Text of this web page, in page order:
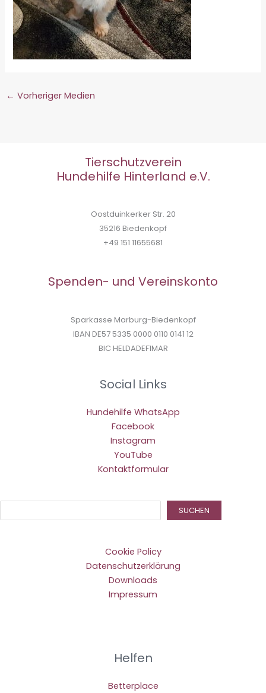
← Vorheriger Medien
Tierschutzverein
Hundehilfe Hinterland e.V.
Oostduinkerker Str. 20
35216 Biedenkopf
+49 151 11655681
Spenden- und Vereinskonto
Sparkasse Marburg-Biedenkopf
IBAN DE57 5335 0000 0110 0141 12
BIC HELDADEF1MAR
Social Links
Hundehilfe WhatsApp
Facebook
Instagram
YouTube
Kontaktformular
SUCHEN
Cookie Policy
Datenschutzerklärung
Downloads
Impressum
Helfen
Betterplace